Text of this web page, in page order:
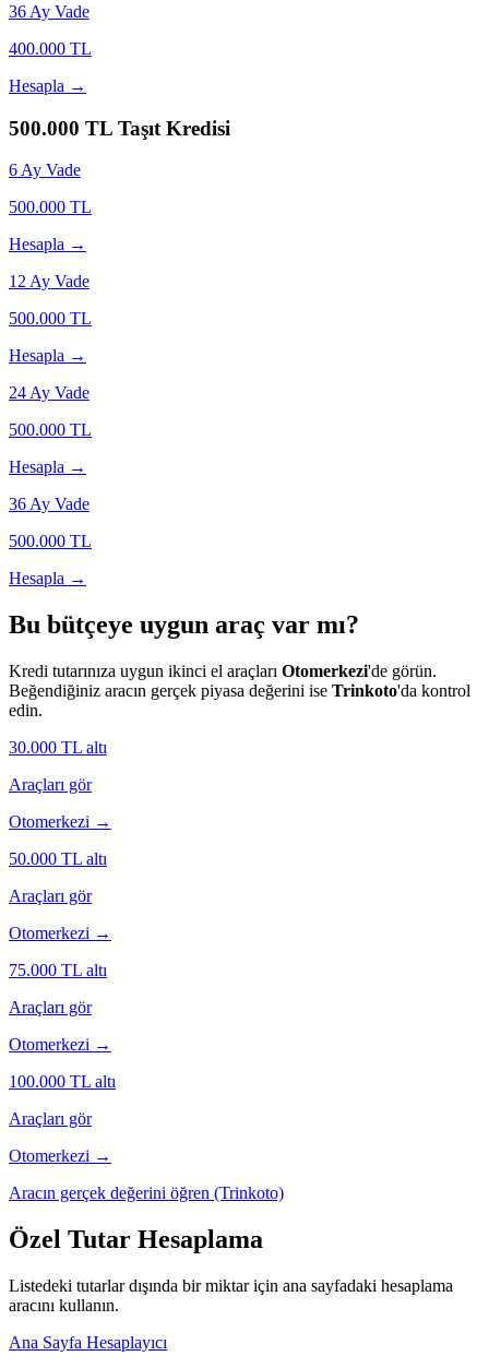
36 Ay Vade
400.000 TL
Hesapla →
500.000 TL Taşıt Kredisi
6 Ay Vade
500.000 TL
Hesapla →
12 Ay Vade
500.000 TL
Hesapla →
24 Ay Vade
500.000 TL
Hesapla →
36 Ay Vade
500.000 TL
Hesapla →
Bu bütçeye uygun araç var mı?
Kredi tutarınıza uygun ikinci el araçları Otomerkezi'de görün.
Beğendiğiniz aracın gerçek piyasa değerini ise Trinkoto'da kontrol
edin.
30.000 TL altı
Araçları gör
Otomerkezi →
50.000 TL altı
Araçları gör
Otomerkezi →
75.000 TL altı
Araçları gör
Otomerkezi →
100.000 TL altı
Araçları gör
Otomerkezi →
Aracın gerçek değerini öğren (Trinkoto)
Özel Tutar Hesaplama
Listedeki tutarlar dışında bir miktar için ana sayfadaki hesaplama
aracını kullanın.
Ana Sayfa Hesaplayıcı